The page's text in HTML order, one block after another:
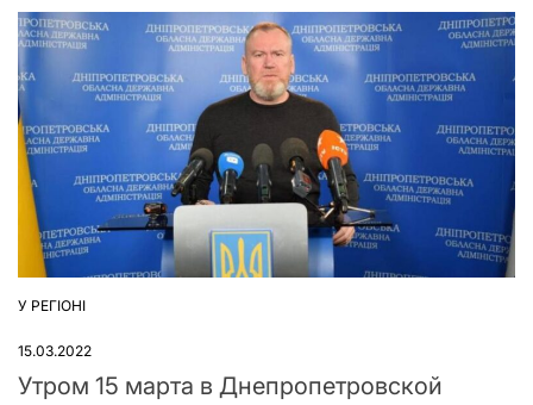
ОПУБЛІКУВАТИ
У РЕГІОНІ
15.03.2022
Утром 15 марта в Днепропетровской